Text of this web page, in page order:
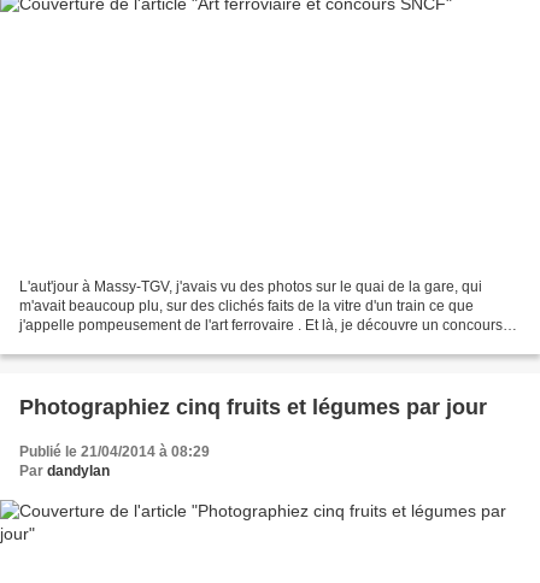
L'aut'jour à Massy-TGV, j'avais vu des photos sur le quai de la gare, qui
m'avait beaucoup plu, sur des clichés faits de la vitre d'un train ce que
j'appelle pompeusement de l'art ferrovaire . Et là, je découvre un concours-
Photographiez cinq fruits et légumes par jour
Publié le 21/04/2014 à 08:29
Par dandylan